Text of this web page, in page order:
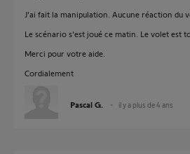
J'ai fait la manipulation. Aucune réaction du
Le scénario s'est joué ce matin. Le volet est
Merci pour votre aide.
Cordialement
Pascal G. il y a plus de 4 ans